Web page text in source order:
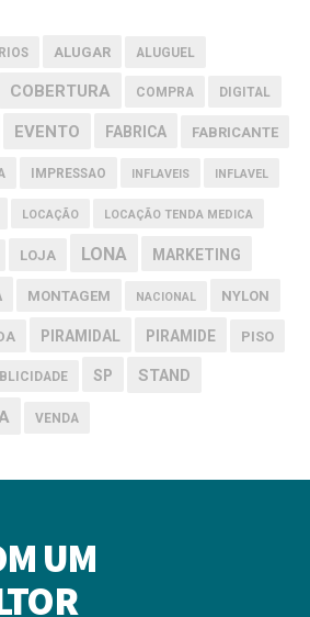
ALUGAR ALUGUEL
COBERTURA COMPRA DIGITAL
EVENTO FABRICA FABRICANTE
IMPRESSAO INFLAVEIS INFLAVEL
LOCAÇÃO LOCAÇÃO TENDA MEDICA
LOJA LONA MARKETING
MONTAGEM NACIONAL NYLON
PIRAMIDAL PIRAMIDE PISO
SP STAND
VENDA
UM